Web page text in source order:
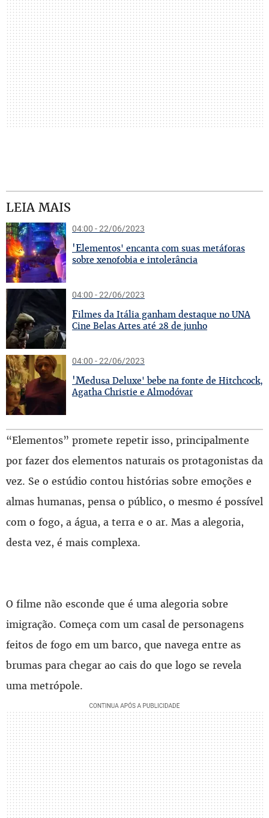
LEIA MAIS
04:00 - 22/06/2023
'Elementos' encanta com suas metáforas
sobre xenofobia e intolerância
04:00 - 22/06/2023
Filmes da Itália ganham destaque no UNA
Cine Belas Artes até 28 de junho
04:00 - 22/06/2023
'Medusa Deluxe' bebe na fonte de Hitchcock,
Agatha Christie e Almodóvar
“Elementos” promete repetir isso, principalmente
por fazer dos elementos naturais os protagonistas da
vez. Se o estúdio contou histórias sobre emoções e
almas humanas, pensa o público, o mesmo é possível
com o fogo, a água, a terra e o ar. Mas a alegoria,
desta vez, é mais complexa.
O filme não esconde que é uma alegoria sobre
imigração. Começa com um casal de personagens
feitos de fogo em um barco, que navega entre as
brumas para chegar ao cais do que logo se revela
uma metrópole.